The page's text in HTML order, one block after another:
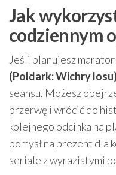
Jak
codziennym
Jeśli planujesz
(Poldark: Wichry
seansu. Możesz
przerwę i wrócić do
kolejnego odcinka na
pomysł na prezent dla
seriale z wyrazistymi